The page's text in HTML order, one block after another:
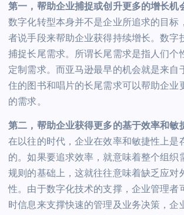
第一，帮助企业捕捉或创升更多的增长机
数字化转型本身并不是企业所追求的目标
者说手段来帮助企业获得持续增长。数字
捕捉长尾需求。所谓长尾需求是指人们个
定制需求。而亚马逊最早的机会就是来自
住的图书和唱片的长尾需求可以帮助企业
的需求。
第二，帮助企业获得更多的基于效率和敏
在以往的时代，企业在效率和敏捷性上是
的。如果要追求效率，就意味着整个组织
规则的基础上，这就往往意味着缺乏应对
性。由于数字化技术的支撑，企业管理者
时信息来支撑快速的管理及业务决策，企